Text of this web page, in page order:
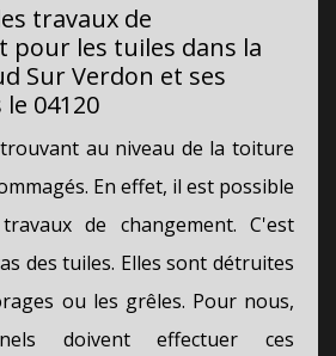
travaux de
pour les tuiles dans la
Sur Verdon et ses
04120
au niveau de la toiture
En effet, il est possible
de changement. C'est
des tuiles. Elles sont détruites
ou les grêles. Pour nous,
doivent effectuer ces